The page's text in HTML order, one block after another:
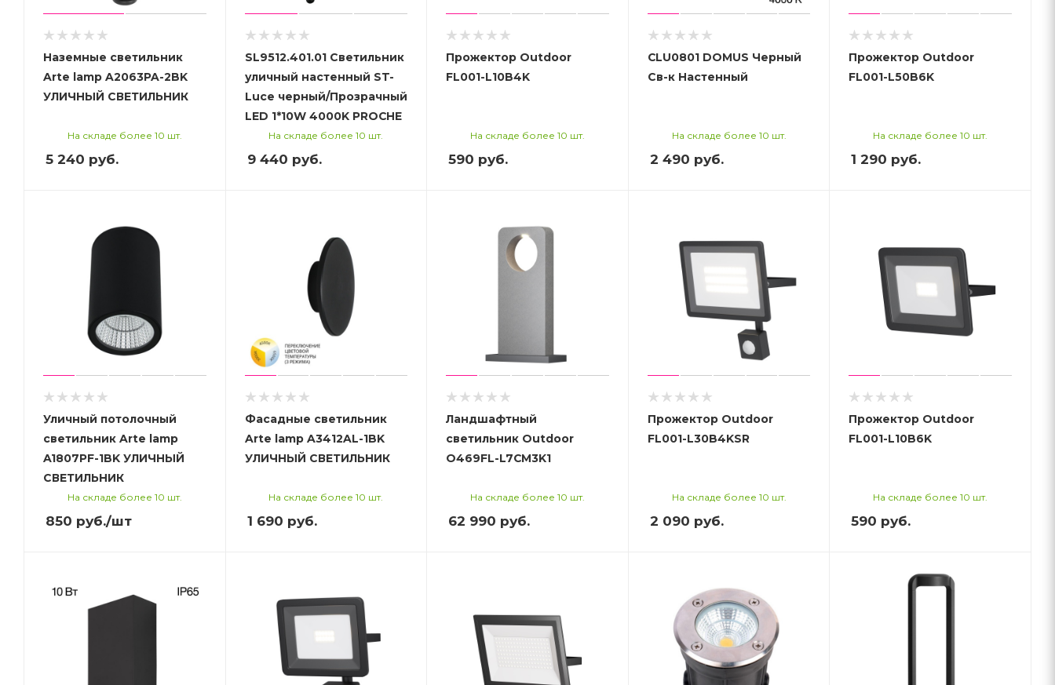
Наземные светильник
Arte lamp A2063PA-2BK
УЛИЧНЫЙ СВЕТИЛЬНИК
На складе более 10 шт.
5 240 руб.
SL9512.401.01 Светильник
уличный настенный ST-
Luce черный/Прозрачный
LED 1*10W 4000K PROCHE
На складе более 10 шт.
9 440 руб.
Прожектор Outdoor
FL001-L10B4K
На складе более 10 шт.
590 руб.
CLU0801 DOMUS Черный
Св-к Настенный
На складе более 10 шт.
2 490 руб.
Прожектор Outdoor
FL001-L50B6K
На складе более 10 шт.
1 290 руб.
Уличный потолочный
светильник Arte lamp
A1807PF-1BK УЛИЧНЫЙ
СВЕТИЛЬНИК
На складе более 10 шт.
850 руб./шт
Фасадные светильник
Arte lamp A3412AL-1BK
УЛИЧНЫЙ СВЕТИЛЬНИК
На складе более 10 шт.
1 690 руб.
Ландшафтный
светильник Outdoor
O469FL-L7CM3K1
На складе более 10 шт.
62 990 руб.
Прожектор Outdoor
FL001-L30B4KSR
На складе более 10 шт.
2 090 руб.
Прожектор Outdoor
FL001-L10B6K
На складе более 10 шт.
590 руб.